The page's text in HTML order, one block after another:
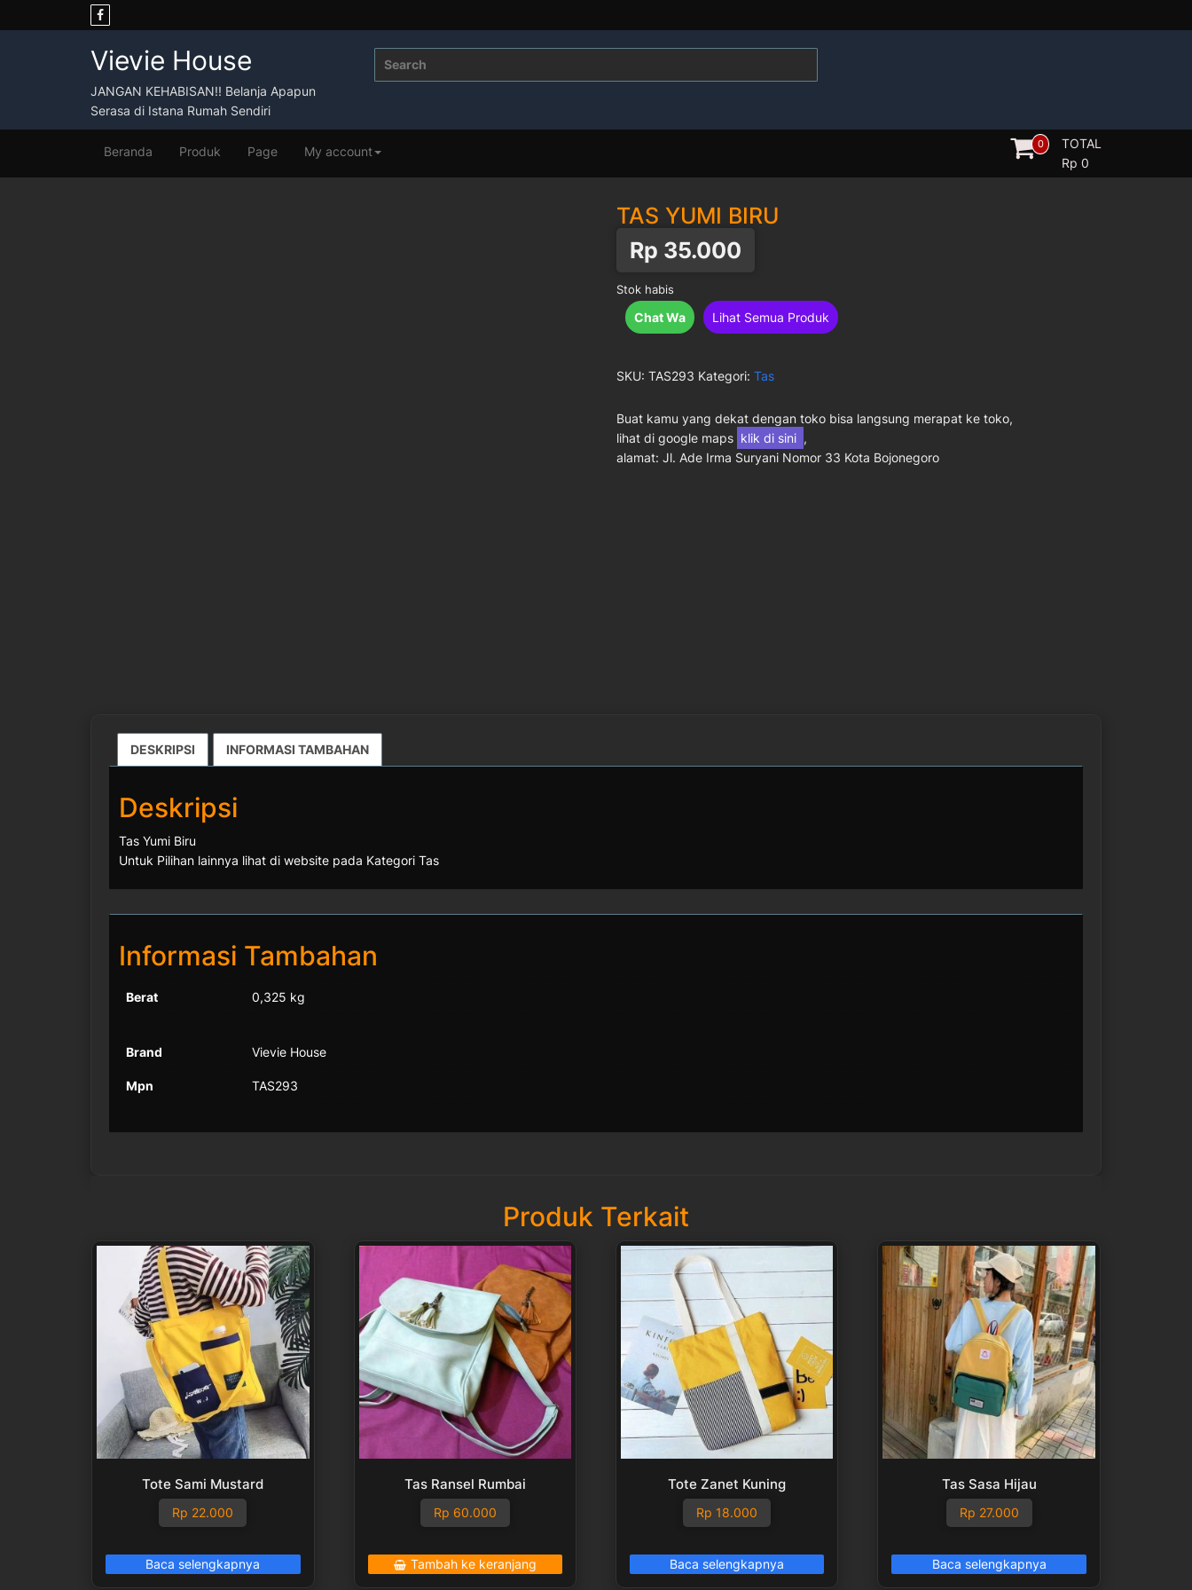
to
Vievie House
JANGAN KEHABISAN!! Belanja Apapun
Serasa di Istana Rumah Sendiri
0
TOTAL
Rp 0
Beranda Produk Page My account
TAS YUMI BIRU
Rp 35.000
Stok habis
Chat Wa Lihat Semua Produk
SKU: TAS293 Kategori: Tas
Buat kamu yang dekat dengan toko bisa langsung merapat ke toko,
lihat di google maps klik di sini ,
alamat: Jl. Ade Irma Suryani Nomor 33 Kota Bojonegoro
DESKRIPSI INFORMASI TAMBAHAN
Deskripsi
Tas Yumi Biru
Untuk Pilihan lainnya lihat di website pada Kategori Tas
Informasi Tambahan
Berat 0,325 kg
Brand Vievie House
Mpn TAS293
Produk Terkait
Tote Sami Mustard
Rp 22.000
Baca selengkapnya
Tas Ransel Rumbai
Rp 60.000
Tambah ke keranjang
Tote Zanet Kuning
Rp 18.000
Baca selengkapnya
Tas Sasa Hijau
Rp 27.000
Baca selengkapnya